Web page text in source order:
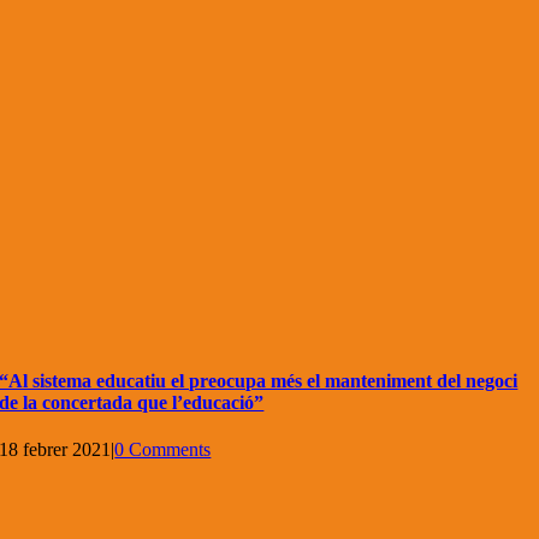
“Al sistema educatiu el preocupa més el manteniment del negoci
de la concertada que l’educació”
18 febrer 2021 |0 Comments